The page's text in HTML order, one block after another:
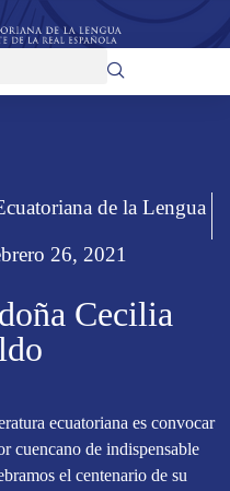
de la Lengua
26, 2021
Cecilia
ecuatoriana es convocar
cuencano de indispensable
el centenario de su